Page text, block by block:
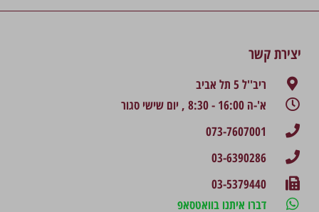
יצירת קשר
ריב''ל 5 תל אביב
א'-ה 16:00 - 8:30 , יום שישי סגור
073-7607001
03-6390286
03-5379440
דברו איתנו בוואטסאפ